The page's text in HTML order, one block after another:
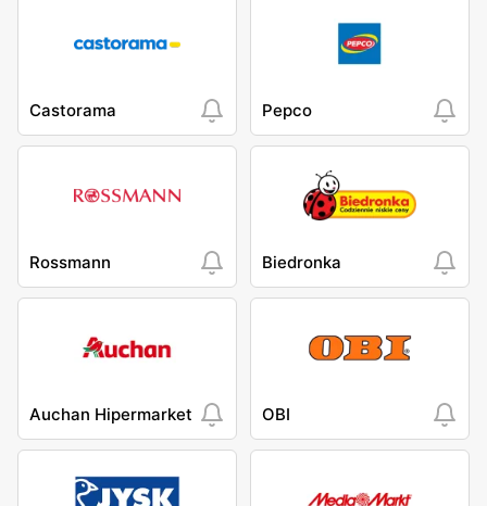
Castorama Pepco
Rossmann Biedronka
Auchan Hipermarket OBI